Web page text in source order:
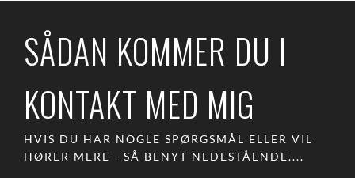
SÅDAN KOMMER DU I
KONTAKT MED MIG
HVIS DU HAR NOGLE SPØRGSMÅL ELLER VIL
HØRER MERE - SÅ BENYT NEDESTÅENDE....